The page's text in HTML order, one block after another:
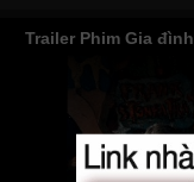
Trailer Phim Gia